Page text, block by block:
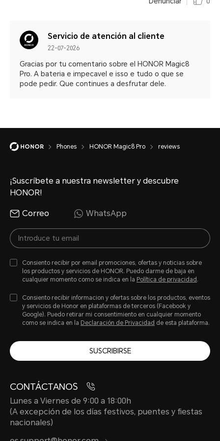
Servicio de atención al cliente
22-07-2026
Gracias por tu comentario sobre el HONOR Magic8
Pro. A bateria e impecavel e isso e tudo o que se
pode pedir. Que continues a desfrutar dele.
Phones HONOR Magic8 Pro reviews
¡Suscríbete a nuestra newsletter y descubre
HONOR!
Correo WhatsApp
Consiento recibir por email promociones, ofertas y noticias sobre
los productos y servicios de HONOR. Puedo darme de baja en
cualquier momento como se indica en la Política de privacidad .
Consiento recibir informacion y ofertas sobre los productos, eventos
y servicios de Honor en plataformas de terceros (Facebook y
Google). Puedo retirar mi consentimiento en cualquier momento
como se indica en la Declaración de Privacidad de esta plataforma.
SUSCRIBIRSE
CONTÁCTANOS
Lunes a Viernes de 9:00 a 18:00h
(A excepción de los días festivos, puentes y fiestas
nacionales)